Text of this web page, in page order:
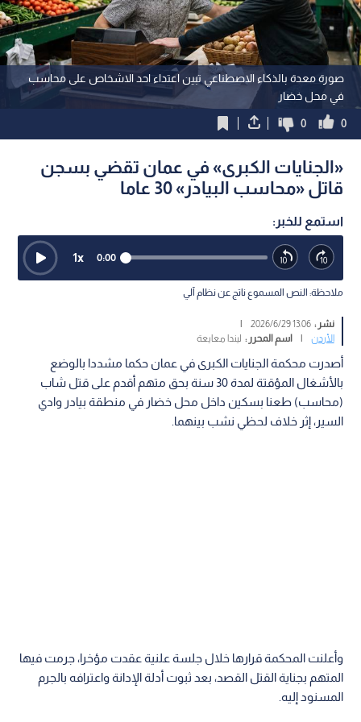
صورة معدة بالذكاء الاصطناعي تبين اعتداء احد الاشخاص على محاسب
في محل خضار
0
0
«الجنايات الكبرى» في عمان تقضي بسجن
قاتل «محاسب البيادر» 30 عاما
استمع للخبر:
0:00
1x
ملاحظة: النص المسموع ناتج عن نظام آلي
نشر :13:06 2026/6/29
|
الأردن
| اسم المحرر : ليندا معايعة
أصدرت محكمة الجنايات الكبرى في عمان حكما مشددا بالوضع
بالأشغال المؤقتة لمدة 30 سنة بحق متهم أقدم على قتل شاب
(محاسب) طعنا بسكين داخل محل خضار في منطقة بيادر وادي
السير، إثر خلاف لحظي نشب بينهما.
وأعلنت المحكمة قرارها خلال جلسة علنية عقدت مؤخرا، جرمت فيها
المتهم بجناية القتل القصد، بعد ثبوت أدلة الإدانة واعترافه بالجرم
المسنود إليه.